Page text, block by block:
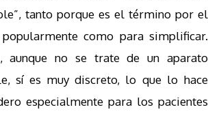
tanto porque es el término por el
como para simplificar.
aunque no se trate de un aparato
sí es muy discreto, lo que lo hace
especialmente para los pacientes